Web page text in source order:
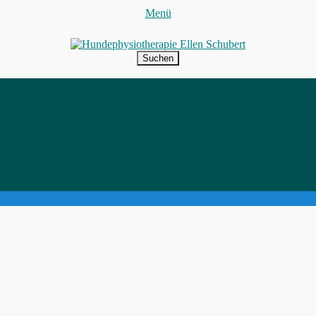
Menü
Hundephysiotherapie Ellen
Bewegung macht Spaß!
Suchen
nach: